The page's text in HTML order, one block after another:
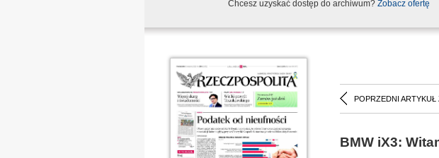
Chcesz uzyskać dostęp do archiwum? Zobacz ofertę
POPRZEDNI ARTYKUŁ
BMW iX3: